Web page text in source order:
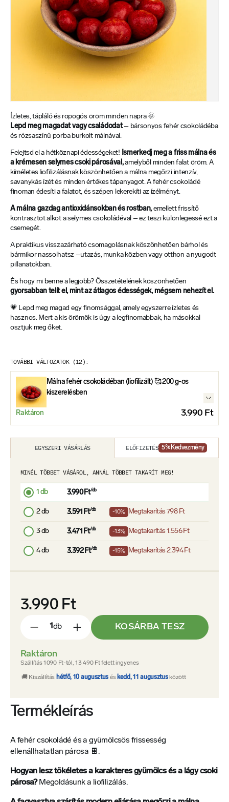
Ízletes, tápláló és ropogós öröm minden napra 🌞
Lepd meg magadat vagy családodat– bársonyos fehér csokoládéba
és rózsaszínű porba burkolt málnával.
Felejtsd el a hétköznapi édességeket! Ismerkedj meg a friss málna és
a krémesen selymes csoki párosával,amelyből minden falat öröm. A
kíméletes liofilizálásnak köszönhetően a málna megőrzi intenzív,
savanykás ízét és minden értékes tápanyagot. A fehér csokoládé
finoman édesíti a falatot, és szépen lekerekíti az ízélményt.
A málna gazdag antioxidánsokban és rostban,emellett frissítő
kontrasztot alkot a selymes csokoládéval – ez teszi különlegessé ezt a
csemegét.
A praktikus visszazárható csomagolásnak köszönhetően bárhol és
bármikor nassolhatsz –utazás, munka közben vagy otthon a nyugodt
pillanatokban.
És hogy mi benne a legjobb? Összetételének köszönhetően
gyorsabban telít el, mint az átlagos édességek, mégsem nehezít el.
💗 Lepd meg magad egy finomsággal, amely egyszerre ízletes és
hasznos. Mert a kis örömök is úgy a legfinomabbak, ha másokkal
osztjuk meg őket.
TOVÁBBI VÁLTOZATOK (12):
Málna fehér csokoládéban (liofilizált) 🥰 200 g-os
kiszerelésben
Raktáron 3.990 Ft
EGYSZERI VÁSÁRLÁS ELŐFIZETÉS 5% Kedvezmény
MINÉL TÖBBET VÁSÁROL, ANNÁL TÖBBET TAKARÍT MEG!
1 db 3.990 Ft/db
2 db 3.591 Ft/db -10% Megtakarítás798 Ft
3 db 3.471 Ft/db -13% Megtakarítás1.556 Ft
4 db 3.392 Ft/db -15% Megtakarítás2.394 Ft
3.990 Ft
- db KOSÁRBA TESZ
Raktáron
Szállítás 1090 Ft-tól, 13 490 Ft felett ingyenes
🚚 Kiszállítás hétfő, 10 augusztus és kedd, 11 augusztus között
Termékleírás
A fehér csokoládé és a gyümölcsös frissesség
ellenállhatatlan párosa 🍫.
Hogyan lesz tökéletes a karakteres gyümölcs és a lágy csoki
párosa?Megoldásunk a liofilizálás.